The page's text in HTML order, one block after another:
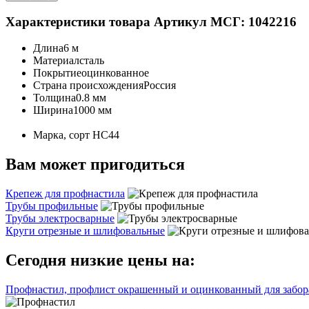
Характеристики товара Артикул МСГ: 1042216
Длина6 м
Материалсталь
Покрытиеоцинкованное
Страна происхожденияРоссия
Толщина0.8 мм
Ширина1000 мм
Марка, сорт НС44
Вам может пригодиться
Крепеж для профнастила
Трубы профильные
Трубы электросварные
Круги отрезные и шлифовальные
Сегодня низкие цены на:
Профнастил, профлист окрашенный и оцинкованный для